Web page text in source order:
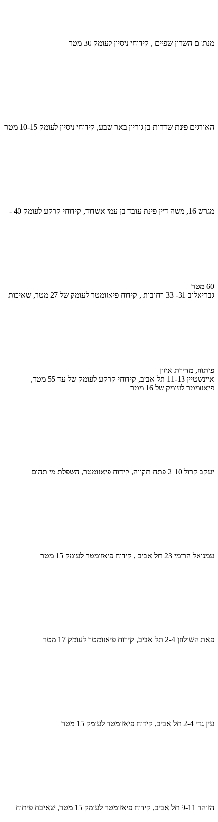
מנת"ם השרון שפיים , קידוחי ניסיון לעומק 30 מטר
האורגים פינת שדרות בן גוריון באר שבע, קידוחי ניסיון לעומק 10-15 מטר
מגרש 16, משה דיין פינת עובד בן עמי אשדוד, קידוחי קרקע לעומק 40 -
60 מטר
גבריאלוב 31- 33 רחובות , קידוח פיאזומטר לעומק של 27 מטר, שאיבות
פיתוח, מדידת איזון
איינשטיין 11-13 תל אביב, קידוחי קרקע לעומק של עד 55 מטר,
פיאזומטר לעומק של 16 מטר
יעקב קרול 2-10 פתח תקווה, קידוח פיאזומטר, השפלת מי תהום
עמנואל הרומי 23 תל אביב , קידוח פיאזומטר לעומק 15 מטר
פאת השולחן 2-4 תל אביב, קידוח פיאזומטר לעומק 17 מטר
עין גדי 2-4 תל אביב, קידוח פיאזומטר לעומק 15 מטר
הזוהר 9-11 תל אביב, קידוח פיאזומטר לעומק 15 מטר, שאיבת פיתוח